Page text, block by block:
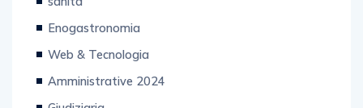
Enogastronomia
Web & Tecnologia
Amministrative 2024
Giudiziaria